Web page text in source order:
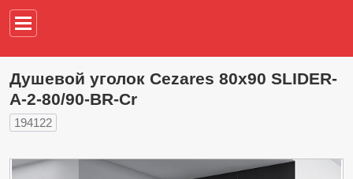
Душевой уголок Cezares 80х90 SLIDER-
A-2-80/90-BR-Cr
194122